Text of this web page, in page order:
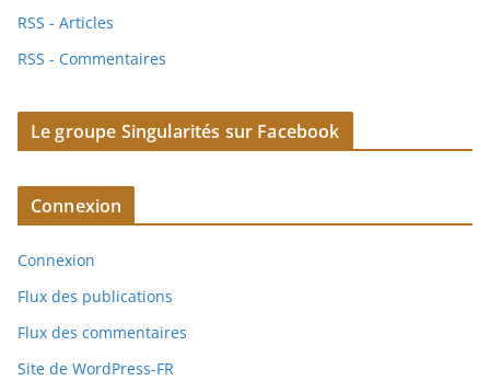
RSS - Articles
RSS - Commentaires
Le groupe Singularités sur Facebook
Connexion
Connexion
Flux des publications
Flux des commentaires
Site de WordPress-FR